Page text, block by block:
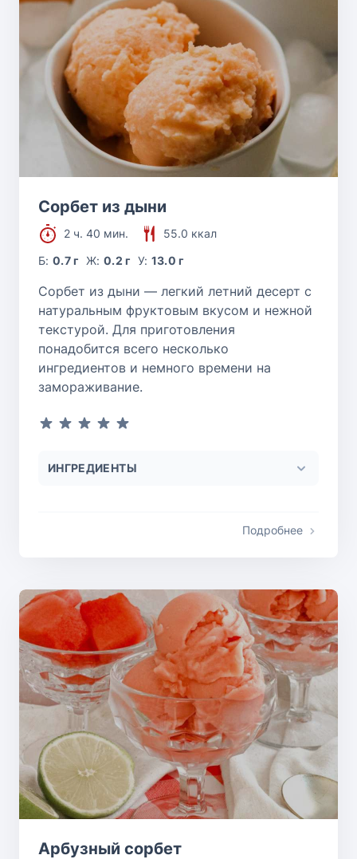
Сорбет из дыни
2 ч. 40 мин.
55.0 ккал
Б:0.7 г Ж: 0.2 г У: 13.0 г
Сорбет из дыни — легкий летний десерт с
натуральным фруктовым вкусом и нежной
текстурой. Для приготовления
понадобится всего несколько
ингредиентов и немного времени на
замораживание.
ИНГРЕДИЕНТЫ
Подробнее
Арбузный сорбет